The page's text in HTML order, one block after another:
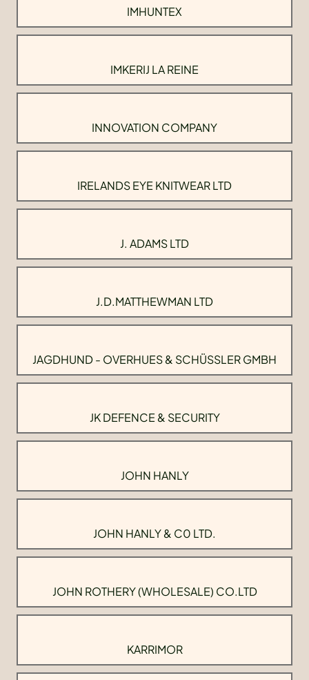
IMHUNTEX
IMKERIJ LA REINE
INNOVATION COMPANY
IRELANDS EYE KNITWEAR LTD
J. ADAMS LTD
J.D.MATTHEWMAN LTD
JAGDHUND - OVERHUES & SCHÜSSLER GMBH
JK DEFENCE & SECURITY
JOHN HANLY
JOHN HANLY & C0 LTD.
JOHN ROTHERY (WHOLESALE) CO.LTD
KARRIMOR